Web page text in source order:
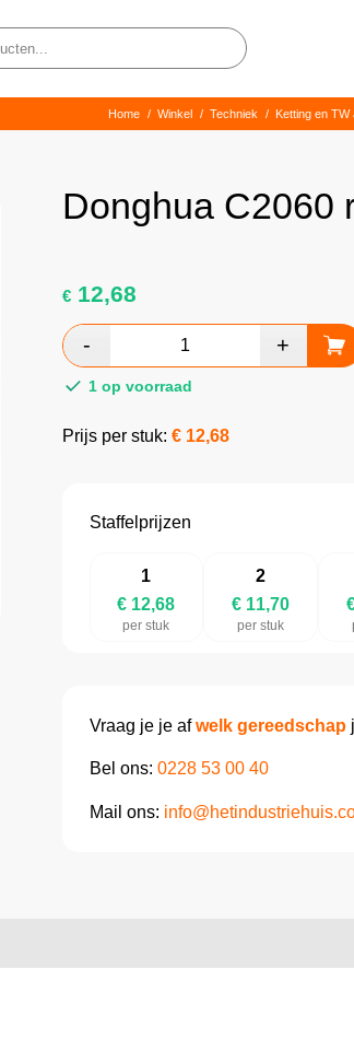
Home / Winkel / Techniek / Ketting en TW
Donghua C2060
€12,68
1 op voorraad
Prijs per stuk: € 12,68
Staffelprijzen
1
€ 12,68
per stuk
2
€ 11,70
per stuk
Vraag je je afwelk gereedschap
Bel ons: 0228 53 00 40
Mail ons: